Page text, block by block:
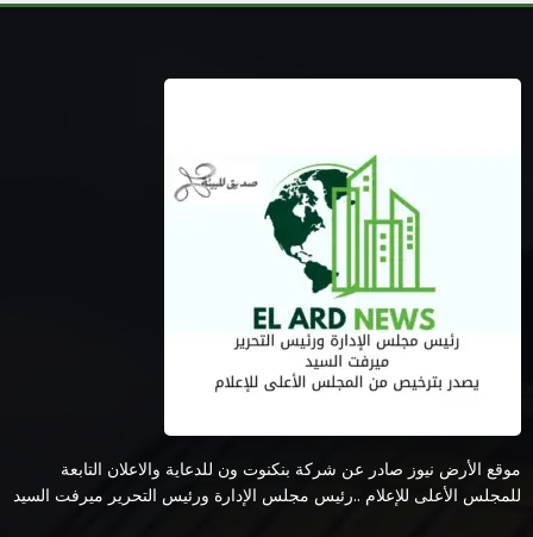
موقع الأرض نيوز صادر عن شركة بنكنوت ون للدعاية والاعلان التابعة
للمجلس الأعلى للإعلام ..رئيس مجلس الإدارة ورئيس التحرير ميرفت السيد